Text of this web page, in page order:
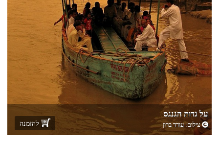
על גדות הגנגס
צילום:עודד ברון להזמנה